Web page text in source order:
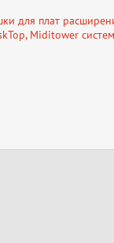
для плат
Miditower